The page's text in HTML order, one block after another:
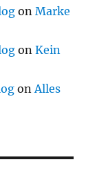
onMarke
onKein
onAlles